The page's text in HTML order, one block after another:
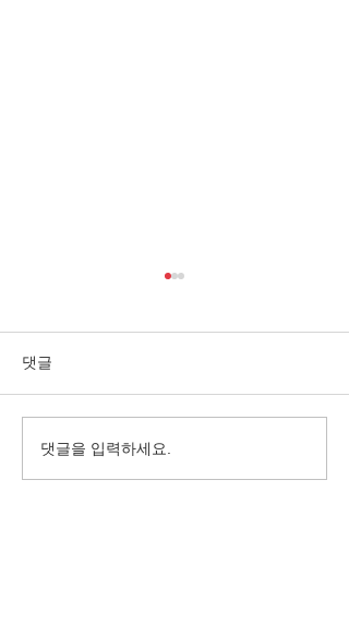
10월, 가을이 깊어진 바하
밥집
댓글
댓글을 입력하세요.